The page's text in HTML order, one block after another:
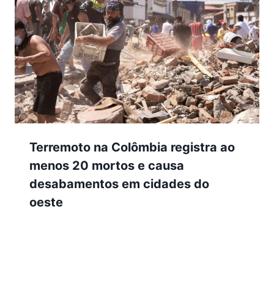
Terremoto na Colômbia registra ao
menos 20 mortos e causa
desabamentos em cidades do
oeste